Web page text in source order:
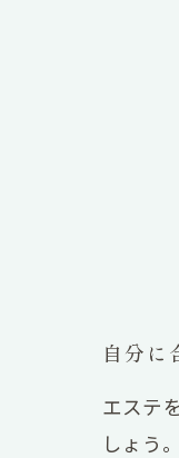
自分に
エステ
しょう